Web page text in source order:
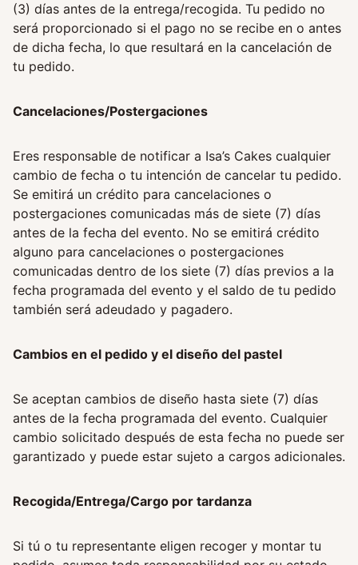
(3) días antes de la entrega/recogida. Tu pedido no
será proporcionado si el pago no se recibe en o antes
de dicha fecha, lo que resultará en la cancelación de
tu pedido.
Cancelaciones/Postergaciones
Eres responsable de notificar a Isa’s Cakes cualquier
cambio de fecha o tu intención de cancelar tu pedido.
Se emitirá un crédito para cancelaciones o
postergaciones comunicadas más de siete (7) días
antes de la fecha del evento. No se emitirá crédito
alguno para cancelaciones o postergaciones
comunicadas dentro de los siete (7) días previos a la
fecha programada del evento y el saldo de tu pedido
también será adeudado y pagadero.
Cambios en el pedido y el diseño del pastel
Se aceptan cambios de diseño hasta siete (7) días
antes de la fecha programada del evento. Cualquier
cambio solicitado después de esta fecha no puede ser
garantizado y puede estar sujeto a cargos adicionales.
Recogida/Entrega/Cargo por tardanza
Si tú o tu representante eligen recoger y montar tu